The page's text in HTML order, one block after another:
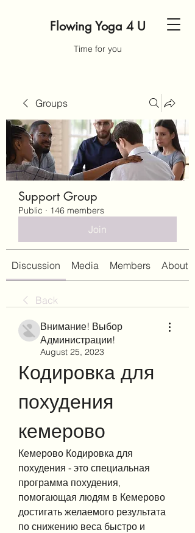
Flowing Yoga 4 U
Time for you
Groups
Support Group
Public · 146 members
Join
Discussion Media Members About
Back
Внимание! Выбор
Администрации!
August 25, 2023
Кодировка для
похудения
кемерово
Кемерово Кодировка для
похудения - это специальная
программа похудения,
помогающая людям в Кемерово
достигать желаемого результата
по снижению веса быстро и